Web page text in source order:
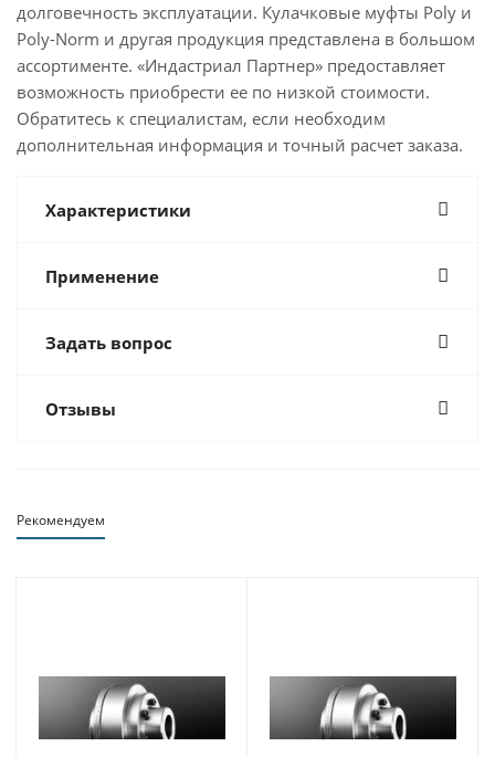
долговечность эксплуатации. Кулачковые муфты Poly и
Poly-Norm и другая продукция представлена в большом
ассортименте. «Индастриал Партнер» предоставляет
возможность приобрести ее по низкой стоимости.
Обратитесь к специалистам, если необходим
дополнительная информация и точный расчет заказа.
Характеристики
Применение
Задать вопрос
Отзывы
Рекомендуем